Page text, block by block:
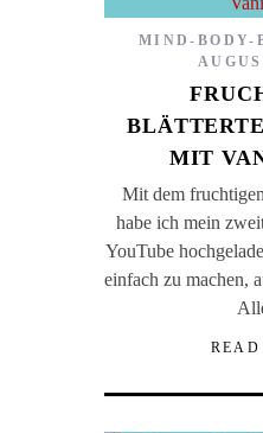
MIND-BODY-
MIT
Mit dem
habe ich mein
YouTube
einfach zu machen,